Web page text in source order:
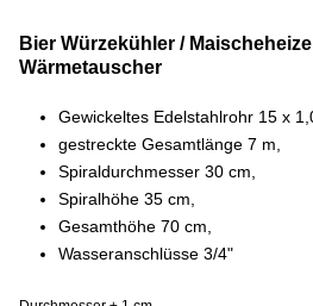
Bier Würzekühler /
Wärmetauscher
Gewickeltes Edelstahlrohr 15 x
gestreckte Gesamtlänge 7 m,
Spiraldurchmesser 30 cm,
Spiralhöhe 35 cm,
Gesamthöhe 70 cm,
Wasseranschlüsse 3/4"